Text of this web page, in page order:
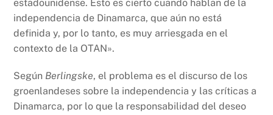
estadounidense. Esto es cierto cuando hablan de la
independencia de Dinamarca, que aún no está
definida y, por lo tanto, es muy arriesgada en el
contexto de la OTAN».
Según Berlingske, el problema es el discurso de los
groenlandeses sobre la independencia y las críticas a
Dinamarca, por lo que la responsabilidad del deseo